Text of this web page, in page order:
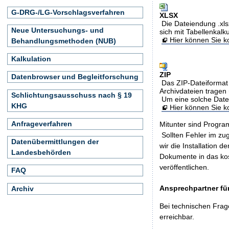
XLSX
Die Dateiendung
sich mit
Hier können Sie
ZIP
Das ZIP-
Archivdateien
Um eine solche
Hier können Sie
Mitunter sind
Sollten Fehler im
wir die Installation
Dokumente in das
veröffentlichen.
Ansprechpartner
Bei technischen
erreichbar.
G-DRG-/LG-Vorschlagsverfahren
Neue Untersuchungs- und
Behandlungsmethoden (NUB)
Kalkulation
Datenbrowser und Begleitforschung
Schlichtungsausschuss nach § 19
KHG
Anfrageverfahren
Datenübermittlungen der
Landesbehörden
FAQ
Archiv